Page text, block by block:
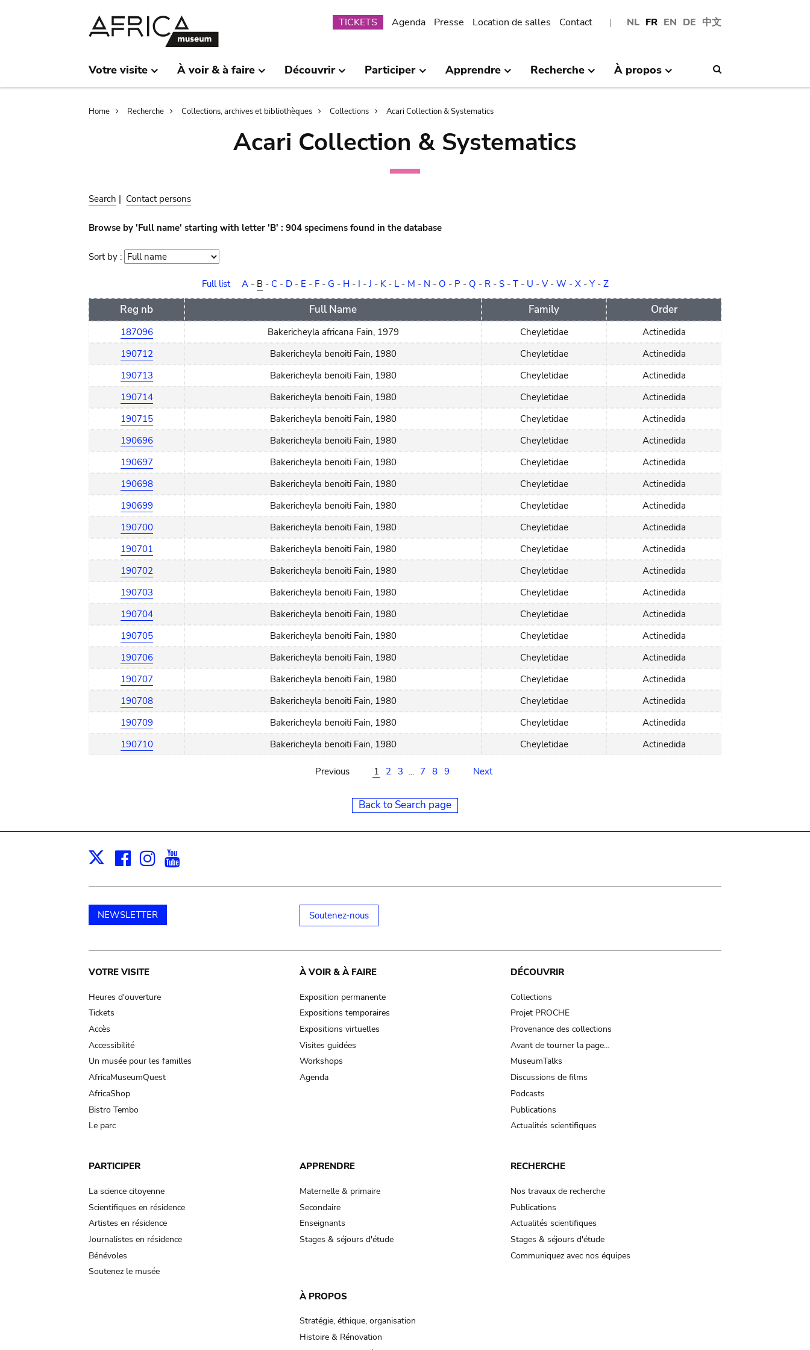
NL FR EN DE 中文
Submenu
TICKETS Agenda Presse Location de salles Contact
Votre visite À voir & à faire Découvrir Participer Apprendre Recherche À propos
Breadcrumb
Home Recherche Collections, archives et bibliothèques Collections Acari Collection & Systematics
Acari Collection & Systematics
Search | Contact persons
Browse by 'Full name' starting with letter 'B' : 904 specimens found in the database
Sort by : Sort
Full list
A- B- C- D- E - F- G - H- I -J - K- L- M - N - O - P - Q - R- S- T- U - V- W - X- Y- Z
Reg nb Full Name Family Order
187096 Bakericheyla africana Fain, 1979 Cheyletidae
Actinedida
190712
Bakericheyla benoiti Fain, 1980 Cheyletidae
Actinedida
190713
Bakericheyla benoiti Fain, 1980 Cheyletidae
Actinedida
190714
Bakericheyla benoiti Fain, 1980 Cheyletidae
Actinedida
190715
Bakericheyla benoiti Fain, 1980 Cheyletidae
Actinedida
190696
Bakericheyla benoiti Fain, 1980 Cheyletidae
Actinedida
190697
Bakericheyla benoiti Fain, 1980 Cheyletidae
Actinedida
190698
Bakericheyla benoiti Fain, 1980 Cheyletidae
Actinedida
190699
Bakericheyla benoiti Fain, 1980 Cheyletidae
Actinedida
190700
Bakericheyla benoiti Fain, 1980 Cheyletidae
Actinedida
190701
Bakericheyla benoiti Fain, 1980 Cheyletidae
Actinedida
190702
Bakericheyla benoiti Fain, 1980 Cheyletidae
Actinedida
190703
Bakericheyla benoiti Fain, 1980 Cheyletidae
Actinedida
190704
Bakericheyla benoiti Fain, 1980 Cheyletidae
Actinedida
190705
Bakericheyla benoiti Fain, 1980 Cheyletidae
Actinedida
190706
Bakericheyla benoiti Fain, 1980 Cheyletidae
Actinedida
190707
Bakericheyla benoiti Fain, 1980 Cheyletidae
Actinedida
190708
Bakericheyla benoiti Fain, 1980 Cheyletidae
Actinedida
190709
Bakericheyla benoiti Fain, 1980 Cheyletidae
Actinedida
190710
Bakericheyla benoiti Fain, 1980 Cheyletidae Actinedida
Previous 1 2 3 ... 7 8 9 Next
Back to Search page
X Facebook
Instagram
NEWSLETTER Soutenez-nous
Main
navigation
VOTRE VISITE
Heures d'ouverture
Tickets
Accès
Accessibilité
Un musée pour les familles
AfricaMuseumQuest
AfricaShop
Bistro Tembo
Le parc
À VOIR & À FAIRE
Exposition permanente
Expositions temporaires
Expositions virtuelles
Visites guidées
Workshops
Agenda
DÉCOUVRIR
Collections
Projet PROCHE
Provenance des collections
Avant de tourner la page…
MuseumTalks
Discussions de films
Podcasts
Publications
Actualités scientifiques
PARTICIPER
La science citoyenne
Scientifiques en résidence
Artistes en résidence
Journalistes en résidence
Bénévoles
Soutenez le musée
APPRENDRE
Maternelle & primaire
Secondaire
Enseignants
Stages & séjours d'étude
RECHERCHE
Nos travaux de recherche
Publications
Actualités scientifiques
Stages & séjours d'étude
Communiquez avec nos équipes
À PROPOS
Stratégie, éthique, organisation
Histoire & Rénovation